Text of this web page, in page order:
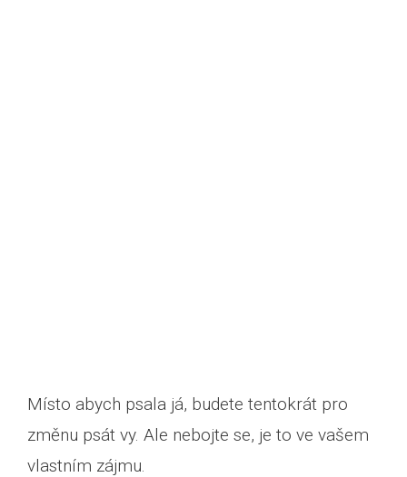
Místo abych psala já, budete tentokrát pro
změnu psát vy. Ale nebojte se, je to ve vašem
vlastním zájmu.